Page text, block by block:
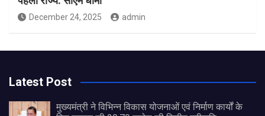
December 24, 2025 admin
Latest Post
मुख्यमंत्री ने विभिन्न विकास योजनाओं एवं निर्माण कार्यों के